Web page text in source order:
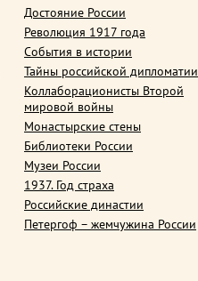
Достояние России
Революция 1917 года
События в истории
Тайны российской дипломатии
Коллаборационисты Второй
мировой войны
Монастырские стены
Библиотеки России
Музеи России
1937. Год страха
Российские династии
Петергоф – жемчужина России